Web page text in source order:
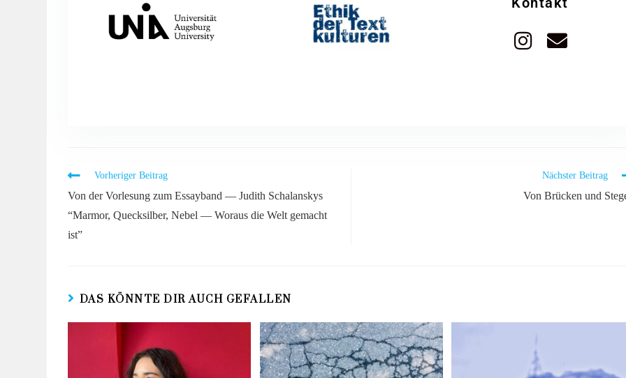
Vorheriger Beitrag
Von der Vorlesung zum Essayband — Judith Schalanskys
“Marmor, Quecksilber, Nebel — Woraus die Welt gemacht
ist”
Nächster Beitrag
Von Brücken und
DAS KÖNNTE DIR AUCH GEFALLEN